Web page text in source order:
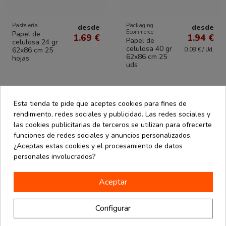
Pastelería
Papel de
celulosa 24 gr
62x86 cm 25
hojas
desde
1.69 €
Packaging
Ecommerce
Papel de
celulosa 40 gr
62x86 cm 25
uds
desde
1.94 €
0.08 € / Ud.
Esta tienda te pide que aceptes cookies para fines de
rendimiento, redes sociales y publicidad. Las redes sociales y
las cookies publicitarias de terceros se utilizan para ofrecerte
funciones de redes sociales y anuncios personalizados.
¿Aceptas estas cookies y el procesamiento de datos
personales involucrados?
Aceptar
Configurar